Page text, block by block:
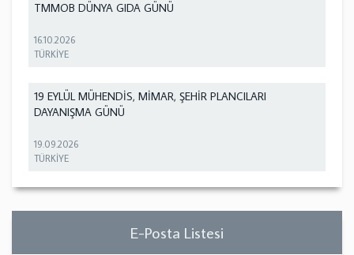
TMMOB DÜNYA GIDA GÜNÜ
16.10.2026
TÜRKİYE
19 EYLÜL MÜHENDİS, MİMAR, ŞEHİR PLANCILARI
DAYANIŞMA GÜNÜ
19.09.2026
TÜRKİYE
E-Posta Listesi